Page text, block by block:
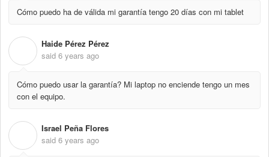
Cómo puedo ha de válida mi garantía tengo 20 días con mi tablet
Haide Pérez Pérez
said 6 years ago
Cómo puedo usar la garantía? Mi laptop no enciende tengo un mes
con el equipo.
Israel Peña Flores
said 6 years ago